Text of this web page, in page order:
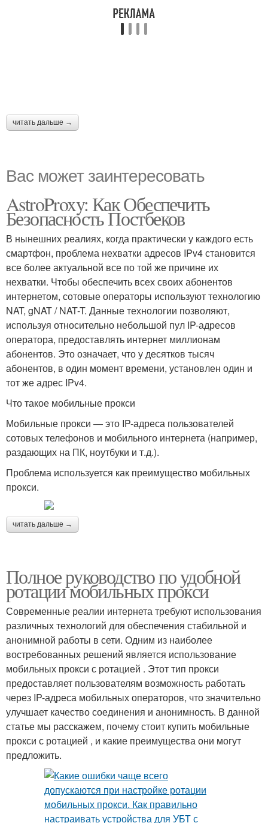
читать дальше →
Вас может заинтересовать
AstroProxy: Как Обеспечить
Безопасность Постбеков
В нынешних реалиях, когда практически у каждого есть
смартфон, проблема нехватки адресов IPv4 становится
все более актуальной все по той же причине их
нехватки. Чтобы обеспечить всех своих абонентов
интернетом, сотовые операторы используют технологию
NAT, gNAT / NAT-T. Данные технологии позволяют,
используя относительно небольшой пул IP-адресов
оператора, предоставлять интернет миллионам
абонентов. Это означает, что у десятков тысяч
абонентов, в один момент времени, установлен один и
тот же адрес IPv4.
Что такое мобильные прокси
Мобильные прокси — это IP-адреса пользователей
сотовых телефонов и мобильного интернета (например,
раздающих на ПК, ноутбуки и т.д.).
Проблема используется как преимущество мобильных
прокси.
читать дальше →
Полное руководство по удобной
ротации мобильных прокси
Современные реалии интернета требуют использования
различных технологий для обеспечения стабильной и
анонимной работы в сети. Одним из наиболее
востребованных решений является использование
мобильных прокси с ротацией . Этот тип прокси
предоставляет пользователям возможность работать
через IP-адреса мобильных операторов, что значительно
улучшает качество соединения и анонимность. В данной
статье мы расскажем, почему стоит купить мобильные
прокси с ротацией , и какие преимущества они могут
предложить.